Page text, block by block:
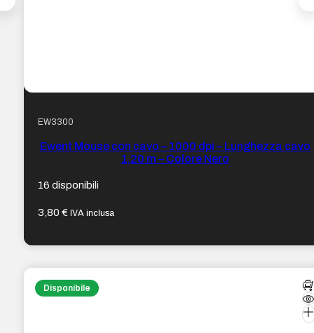
EW3300
Ewent Mouse con cavo – 1000 dpi – Lunghezza cavo
1,20 m – Colore Nero
16 disponibili
3,80€ IVA inclusa
Disponibile